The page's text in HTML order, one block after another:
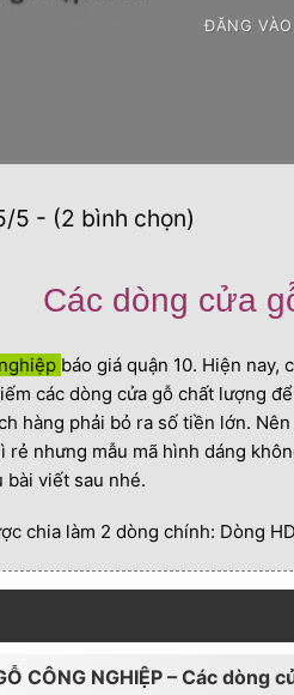
ĐĂNG VÀO
5 - (2 bình chọn)
Các dòng cửa
báo giá quận 10. Hiện
các dòng cửa gỗ chất lượng
hàng phải bỏ ra số tiền lớn.
rẻ nhưng mẫu mã hình dáng
viết sau nhé.
chia làm 2 dòng chính: Dòng
CÔNG NGHIỆP – Các dòng